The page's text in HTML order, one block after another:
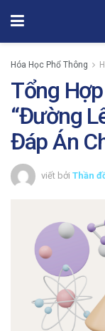
Hóa Học Phổ Thông
Tổng
“Đường
Đáp Án
viết bởi Thần